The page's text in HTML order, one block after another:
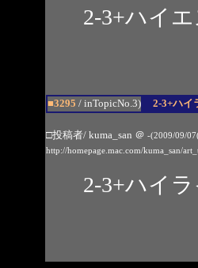
2-3+ハイ
■3295 / inTopicNo.3) 2-3+ハイ
□投稿者/ kuma_san ＠ -(2009/09/
http://homepage.mac.com/kuma_san/
2-3+ハイ